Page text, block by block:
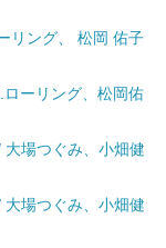
リング、 松岡 佑子
ーリング、松岡佑
場つぐみ、小畑健
場つぐみ、小畑健